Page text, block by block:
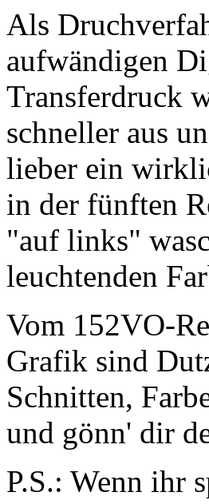
Als
aufwändigen
Transferdruck
schneller aus
lieber ein
in der fünften
"auf links"
leuchtenden
Vom 152VO-
Grafik sind
Schnitten,
und gönn' dir
P.S.: Wenn ihr